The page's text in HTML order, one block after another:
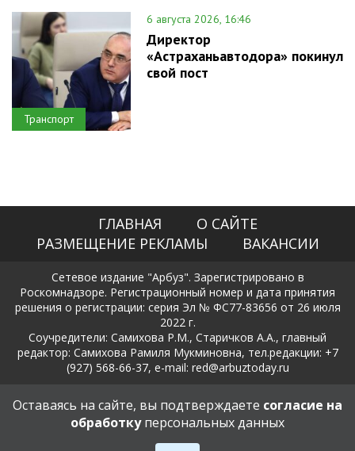
Транспорт
6 августа 2026, 16:46
Директор
«Астраханьавтодора» покинул
свой пост
ГЛАВНАЯ
О САЙТЕ
РАЗМЕЩЕНИЕ РЕКЛАМЫ
ВАКАНСИИ
Сетевое издание "Арбуз". Зарегистрировано в
Роскомнадзоре. Регистрационный номер и дата принятия
решения о регистрации: серия Эл № ФС77-83656 от 26 июля
2022 г.
Соучредители: Самихова Р.М., Старичков А.А., главный
редактор: Самихова Рамиля Мукминовна, тел.редакции: +7
(927) 568-66-37, e-mail: red@arbuztoday.ru
Политика в отношении обработки и защиты персональных
данных
Оставаясь на сайте, вы подтверждаете согласие на
обработкуперсональных данных